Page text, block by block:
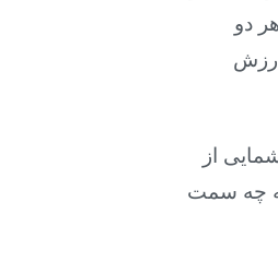
دو
از
خواهد آمد نشان می دهد. شما هم با افکارتان وزن دهید: شما آینده «مسائل اجتماعی» را در سال ۲۰۱۲ به چه سمت